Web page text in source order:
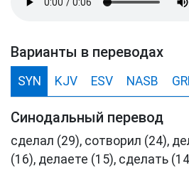
Варианты в переводах
SYN KJV ESV NASB
Синодальный перевод
сделал (29), сотворил (24),
(16), делаете (15), сделать